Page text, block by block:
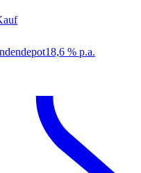
18,6 % p.a.